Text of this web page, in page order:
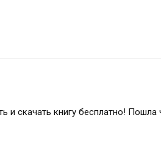
и скачать книгу бесплатно! Пошла